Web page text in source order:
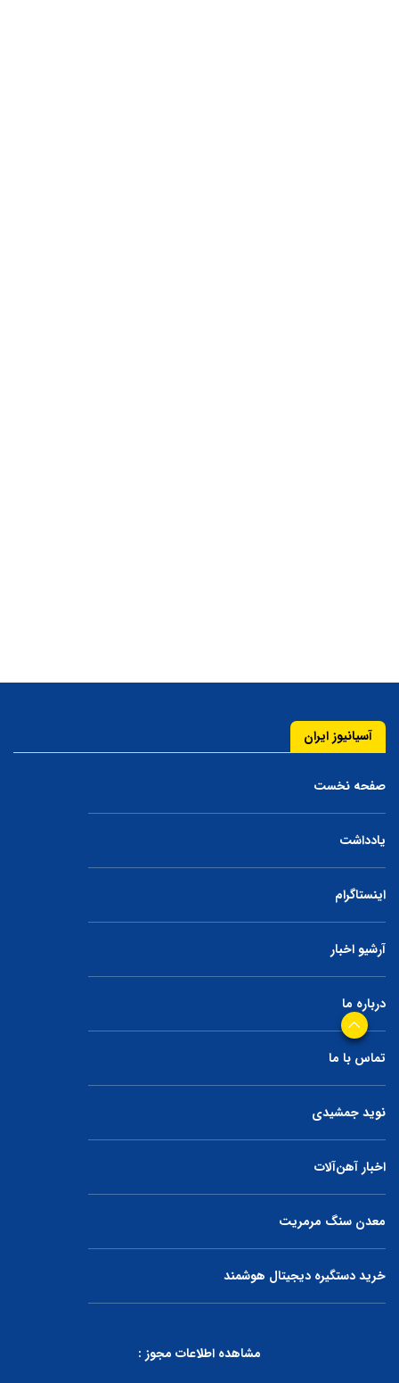
آسیانیوز ایران
صفحه نخست
یادداشت
اینستاگرام
آرشیو اخبار
درباره ما
تماس با ما
نوید جمشیدی
اخبار آهن‌آلات
معدن سنگ مرمریت
خرید دستگیره دیجیتال هوشمند
مشاهده اطلاعات مجوز :